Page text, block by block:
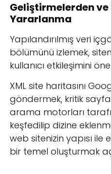
Geliştirmelerden
Yararlanma
Yapılandırılmış veri
bölümünü izlemek,
kullanıcı etkileşimini
XML site haritasını
göndermek, kritik
arama motorları
keşfedilip dizine
web sitenizin yapısı ile
bir temel oluşturmak